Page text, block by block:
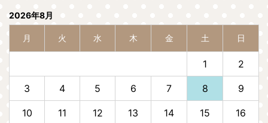
2026年8月
月 火 水 木 金 土 日
1 2
3 4 5 6 7 8 9
10 11 12 13 14 15 16